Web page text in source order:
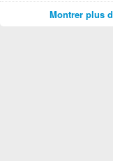
Montrer plus